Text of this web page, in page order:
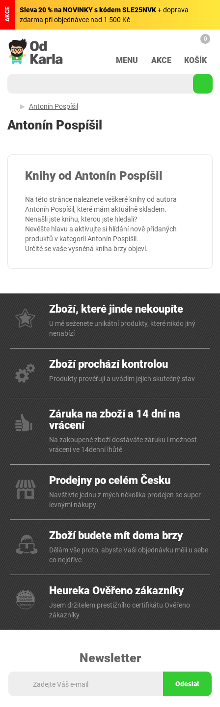
AKCE Sleva 20 % na NOVINKY s kódem SLE25NVK+ doprava
zdarma při objednávce nad 1 500 Kč
MENU AKCE
0
KOŠÍK
Antonín Pospíšil
Antonín Pospíšil
Knihy od Antonín Pospíšil
Na této stránce naleznete veškeré knihy od autora
Antonín Pospíšil, které mám aktuálně skladem.
Nenašli jste knihu, kterou jste hledali?
Nevěšte hlavu a aktivujte si hlídání nově přidaných
produktů v kategoriiAntonín Pospíšil .
Určitě se vaše vysněná kniha brzy objeví.
Zboží, které jinde nekoupíte
U mě seženete unikátní produkty, které nikdo jiný
nenabízí
Zboží prochází kontrolou
Produkty prověřuji a uvádím jejich skutečný stav
Záruka na zboží a 14 dní na
vrácení
Na zakoupené zboží dostáváte záruku i možnost
vrácení ve 14denní lhůtě
Prodejny po celém Česku
Navštivte jednu z mých několika prodejen se super
levnými nákupy
Zboží budete mít doma brzy
Dělám vše proto, abyste Vaši objednávku měli u sebe
co nejdříve
Heureka Ověřeno zákazníky
Jsem držitelem prestižního certifikátu Ověřeno
zákazníky
Newsletter
Odeslat